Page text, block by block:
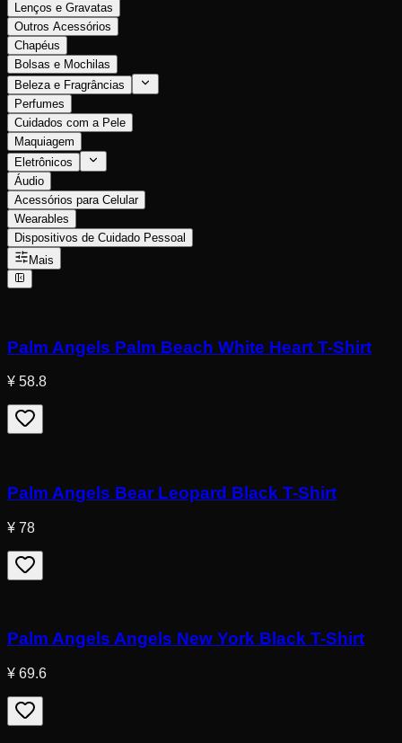
Lenços e Gravatas
Outros Acessórios
Chapéus
Bolsas e Mochilas
Beleza e Fragrâncias
Perfumes
Cuidados com a Pele
Maquiagem
Eletrônicos
Áudio
Acessórios para Celular
Wearables
Dispositivos de Cuidado Pessoal
Mais
Palm Angels Palm Beach White Heart T-Shirt
¥ 58.8
Palm Angels Bear Leopard Black T-Shirt
¥ 78
Palm Angels Angels New York Black T-Shirt
¥ 69.6